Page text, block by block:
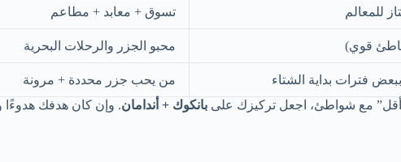
للمعالم تسوق + معابد + مطاعم
قوي) محبو الجزر والرحلات البحرية
فترات بداية الشتاء من يحب جزر محددة + مرونة
أقل” مع شواطئ، اجعل تركيزك على بانكوك + أندامان. وإن كان هدفك هدوءًا